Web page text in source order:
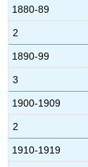
1880-89
2
1890-99
3
1900-1909
2
1910-1919